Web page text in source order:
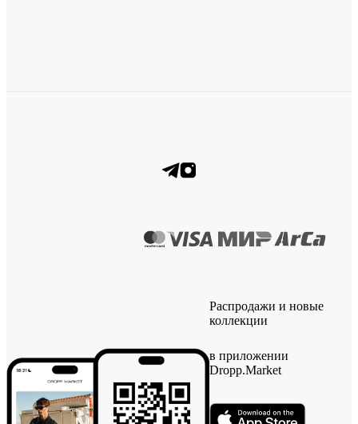
Распродажи и новые
коллекции
в приложении
Dropp.Market